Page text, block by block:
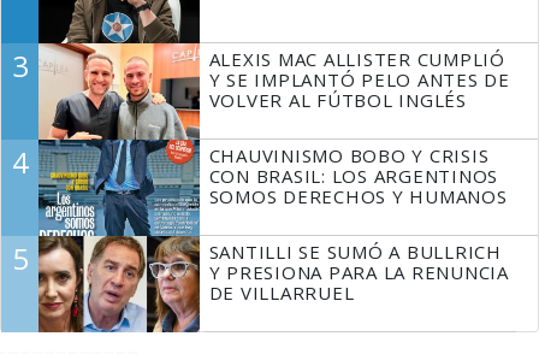
3
ALEXIS MAC ALLISTER CUMPLIÓ
Y SE IMPLANTÓ PELO ANTES DE
VOLVER AL FÚTBOL INGLÉS
4
CHAUVINISMO BOBO Y CRISIS
CON BRASIL: LOS ARGENTINOS
SOMOS DERECHOS Y HUMANOS
5
SANTILLI SE SUMÓ A BULLRICH
Y PRESIONA PARA LA RENUNCIA
DE VILLARRUEL